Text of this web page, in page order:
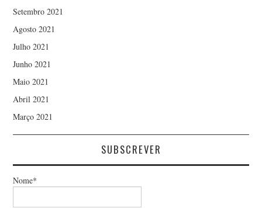
Setembro 2021
Agosto 2021
Julho 2021
Junho 2021
Maio 2021
Abril 2021
Março 2021
SUBSCREVER
Nome*